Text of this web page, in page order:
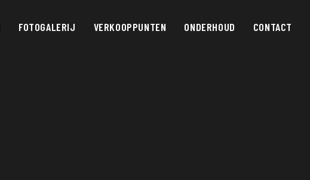
FOTOGALERIJ VERKOOPPUNTEN ONDERHOUD CONTACT